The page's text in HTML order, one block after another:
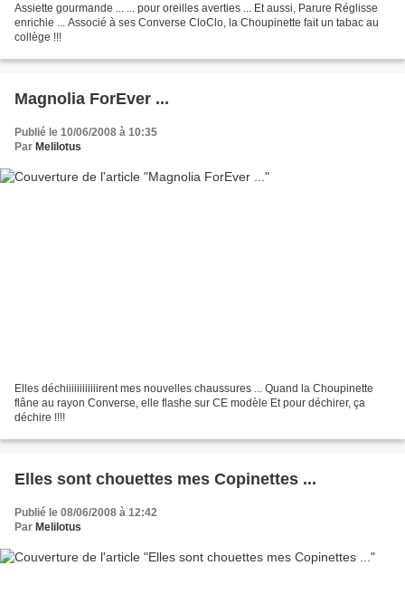
Assiette gourmande ... ... pour oreilles averties ... Et aussi, Parure Réglisse
enrichie ... Associé à ses Converse CloClo, la Choupinette fait un tabac au
collège !!!
Magnolia ForEver ...
Publié le 10/06/2008 à 10:35
Par Melilotus
Elles déchiiiiiiiiiiiirent mes nouvelles chaussures ... Quand la Choupinette
flâne au rayon Converse, elle flashe sur CE modèle Et pour déchirer, ça
déchire !!!!
Elles sont chouettes mes Copinettes ...
Publié le 08/06/2008 à 12:42
Par Melilotus